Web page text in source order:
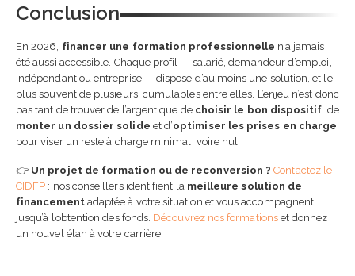
Conclusion
En 2026, financer une formation professionnelle n’a jamais
été aussi accessible. Chaque profil — salarié, demandeur d’emploi,
indépendant ou entreprise — dispose d’au moins une solution, et le
plus souvent de plusieurs, cumulables entre elles. L’enjeu n’est donc
pas tant de trouver de l’argent que de choisir le bon dispositif , de
monter un dossier solide et d’optimiser les prises en charge
pour viser un reste à charge minimal, voire nul.
👉 Un projet de formation ou de reconversion ? Contactez le
CIDFP : nos conseillers identifient la meilleure solution de
financementadaptée à votre situation et vous accompagnent
jusqu’à l’obtention des fonds. Découvrez nos formationset donnez
un nouvel élan à votre carrière.